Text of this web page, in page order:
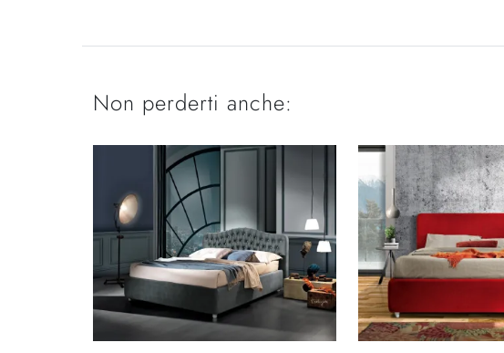
Non perderti anche: